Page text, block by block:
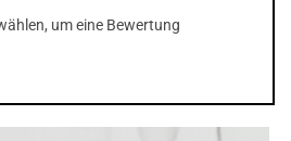
um eine Bewertung